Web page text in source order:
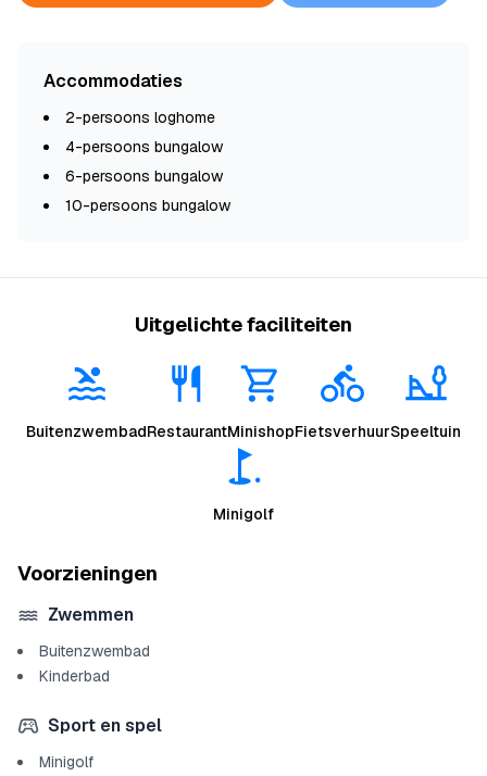
Accommodaties
2-persoons loghome
4-persoons bungalow
6-persoons bungalow
10-persoons bungalow
Uitgelichte faciliteiten
BuitenzwembadRestaurantMinishopFietsverhuurSpeeltuin
Minigolf
Voorzieningen
Zwemmen
Buitenzwembad
Kinderbad
Sport en spel
Minigolf